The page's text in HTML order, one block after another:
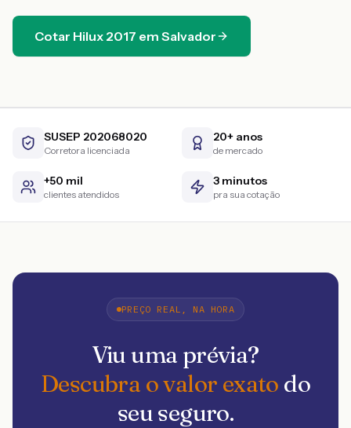
Cotar Hilux 2017 em Salvador
SUSEP 202068020
Corretora licenciada
20+ anos
de mercado
+50 mil
clientes atendidos
3 minutos
pra sua cotação
PREÇO REAL, NA HORA
Viu uma prévia?
Descubra o valor exato do
seu seguro.